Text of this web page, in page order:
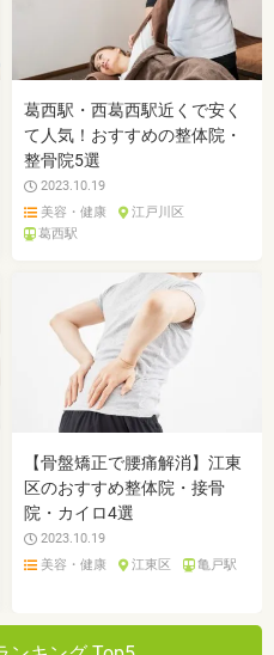
葛西駅・西葛西駅近くで安く
て人気！おすすめの整体院・
整骨院5選
2023.10.19
美容・健康
江戸川区
葛西駅
【骨盤矯正で腰痛解消】江東
区のおすすめ整体院・接骨
院・カイロ4選
2023.10.19
美容・健康
江東区 亀戸駅